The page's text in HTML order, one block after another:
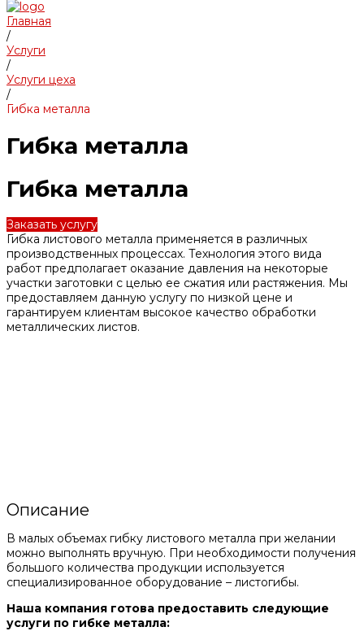
Главная
/
Услуги
/
Услуги цеха
/
Гибка металла
Гибка металла
Гибка металла
Заказать услугу
Гибка листового металла применяется в различных
производственных процессах. Технология этого вида
работ предполагает оказание давления на некоторые
участки заготовки с целью ее сжатия или растяжения. Мы
предоставляем данную услугу по низкой цене и
гарантируем клиентам высокое качество обработки
металлических листов.
Описание
В малых объемах гибку листового металла при желании
можно выполнять вручную. При необходимости получения
большого количества продукции используется
специализированное оборудование – листогибы.
Наша компания готова предоставить следующие
услуги по гибке металла: